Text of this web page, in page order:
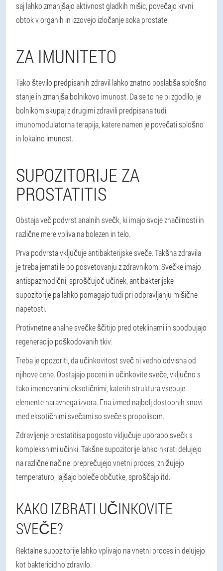
saj lahko zmanjšajo aktivnost gladkih mišic, povečajo krvni
obtok v organih in izzovejo izločanje soka prostate.
ZA IMUNITETO
Tako število predpisanih zdravil lahko znatno poslabša splošno
stanje in zmanjša bolnikovo imunost. Da se to ne bi zgodilo, je
bolnikom skupaj z drugimi zdravili predpisana tudi
imunomodulatorna terapija, katere namen je povečati splošno
in lokalno imunost.
SUPOZITORIJE ZA
PROSTATITIS
Obstaja več podvrst analnih svečk, ki imajo svoje značilnosti in
različne mere vpliva na bolezen in telo.
Prva podvrsta vključuje antibakterijske sveče. Takšna zdravila
je treba jemati le po posvetovanju z zdravnikom. Svečke imajo
antispazmodični, sproščujoč učinek, antibakterijske
supozitorije pa lahko pomagajo tudi pri odpravljanju mišične
napetosti.
Protivnetne analne svečke ščitijo pred oteklinami in spodbujajo
regeneracijo poškodovanih tkiv.
Treba je opozoriti, da učinkovitost sveč ni vedno odvisna od
njihove cene. Obstajajo poceni in učinkovite sveče, vključno s
tako imenovanimi eksotičnimi, katerih struktura vsebuje
elemente naravnega izvora. Ena izmed najbolj dostopnih snovi
med eksotičnimi svečami so sveče s propolisom.
Zdravljenje prostatitisa pogosto vključuje uporabo svečk s
kompleksnimi učinki. Takšne supozitorije lahko hkrati delujejo
na različne načine: preprečujejo vnetni proces, znižujejo
temperaturo, lajšajo boleče občutke, sproščajo itd.
KAKO IZBRATI UČINKOVITE
SVEČE?
Rektalne supozitorije lahko vplivajo na vnetni proces in delujejo
kot baktericidno zdravilo.